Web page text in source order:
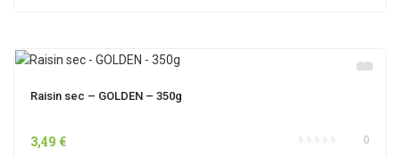
Raisin sec – GOLDEN – 350g
0
3,49 €